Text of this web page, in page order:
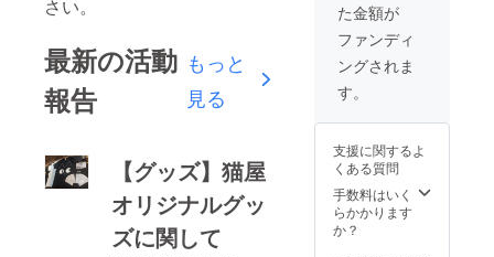
さい。
最新の活動
報告
もっと
見る
【グッズ】猫屋
オリジナルグッ
ズに関して
ポスト
カー
ド） ◉オ
リジナ
枚） ◉オ
ルトー
ト ◉オリ
ジナル
ステン
た金額が
ファンディ
ングされま
す。
支援に関するよ
くある質問
手数料はいく
らかかります
か？